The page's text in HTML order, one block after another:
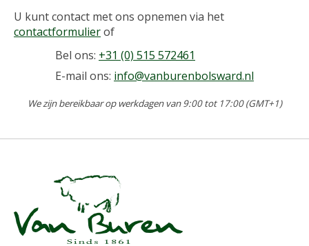
U kunt contact met ons opnemen via het
contactformulierof
Bel ons: +31 (0) 515 572461
E-mail ons: info@vanburenbolsward.nl
We zijn bereikbaar op werkdagen van 9:00 tot 17:00 (GMT+1)